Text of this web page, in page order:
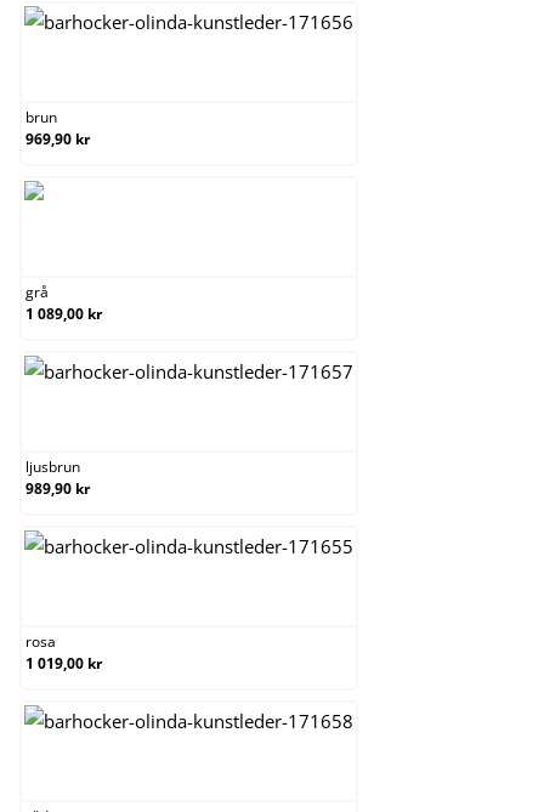
brun
969,90 kr
grå
1 089,00 kr
ljusbrun
989,90 kr
rosa
1 019,00 kr